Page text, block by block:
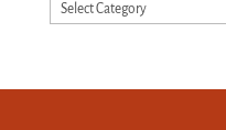
Categories